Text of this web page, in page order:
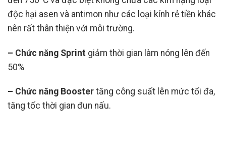
độc hại asen và antimon như các loại kính rẻ tiền khác
nên rất thân thiện với môi trường.
– Chức năng Sprint giảm thời gian làm nóng lên đến
50%
– Chức năng Booster tăng công suất lên mức tối đa,
tăng tốc thời gian đun nấu.